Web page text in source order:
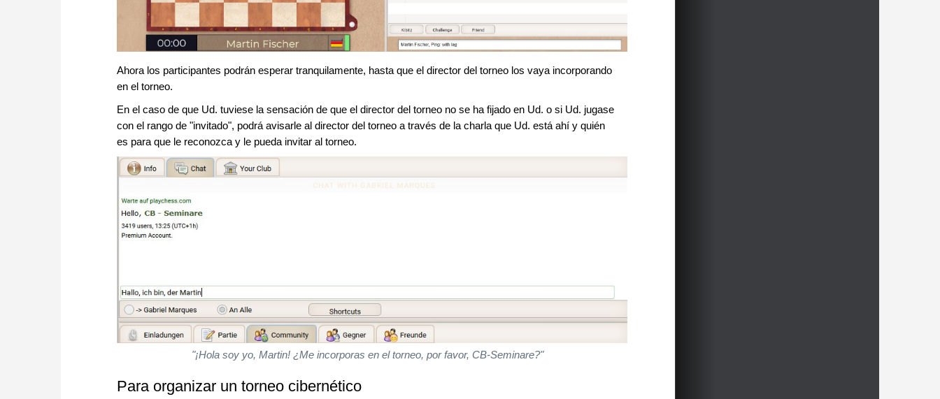
Ahora los participantes podrán esperar tranquilamente, hasta que el director del torneo los vaya incorporando
en el torneo.
En el caso de que Ud. tuviese la sensación de que el director del torneo no se ha fijado en Ud. o si Ud. jugase
con el rango de "invitado", podrá avisarle al director del torneo a través de la charla que Ud. está ahí y quién
es para que le reconozca y le pueda invitar al torneo.
"¡Hola soy yo, Martin! ¿Me incorporas en el torneo, por favor, CB-Seminare?"
Para organizar un torneo cibernético